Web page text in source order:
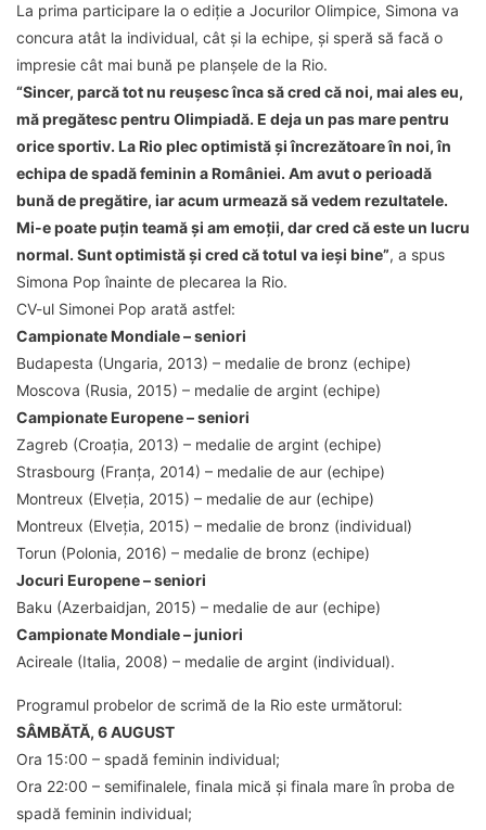
La prima participare la o ediție a Jocurilor Olimpice, Simona va
concura atât la individual, cât și la echipe, și speră să facă o
impresie cât mai bună pe planșele de la Rio.
“Sincer, parcă tot nu reușesc înca să cred că noi, mai ales eu,
mă pregătesc pentru Olimpiadă. E deja un pas mare pentru
orice sportiv. La Rio plec optimistă și încrezătoare în noi, în
echipa de spadă feminin a României. Am avut o perioadă
bună de pregătire, iar acum urmează să vedem rezultatele.
Mi-e poate puțin teamă și am emoții, dar cred că este un lucru
normal. Sunt optimistă și cred că totul va ieși bine”, a spus
Simona Pop înainte de plecarea la Rio.
CV-ul Simonei Pop arată astfel:
Campionate Mondiale – seniori
Budapesta (Ungaria, 2013) – medalie de bronz (echipe)
Moscova (Rusia, 2015) – medalie de argint (echipe)
Campionate Europene – seniori
Zagreb (Croația, 2013) – medalie de argint (echipe)
Strasbourg (Franța, 2014) – medalie de aur (echipe)
Montreux (Elveția, 2015) – medalie de aur (echipe)
Montreux (Elveția, 2015) – medalie de bronz (individual)
Torun (Polonia, 2016) – medalie de bronz (echipe)
Jocuri Europene – seniori
Baku (Azerbaidjan, 2015) – medalie de aur (echipe)
Campionate Mondiale – juniori
Acireale (Italia, 2008) – medalie de argint (individual).
Programul probelor de scrimă de la Rio este următorul:
SÂMBĂTĂ, 6 AUGUST
Ora 15:00 – spadă feminin individual;
Ora 22:00 – semifinalele, finala mică și finala mare în proba de
spadă feminin individual;